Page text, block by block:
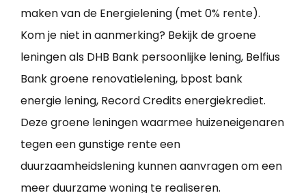
maken van de Energielening (met 0% rente).
Kom je niet in aanmerking? Bekijk de groene
leningen als DHB Bank persoonlijke lening, Belfius
Bank groene renovatielening, bpost bank
energie lening, Record Credits energiekrediet.
Deze groene leningen waarmee huizeneigenaren
tegen een gunstige rente een
duurzaamheidslening kunnen aanvragen om een
meer duurzame woning te realiseren.